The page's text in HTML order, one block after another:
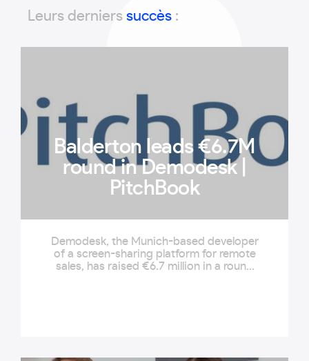
Leurs derniers succès :
Balderton leads €6.7M
round in Demodesk |
PitchBook
Demodesk, the Munich-based developer
of a screen-sharing platform for remote
sales, has raised €6.7 million in a round